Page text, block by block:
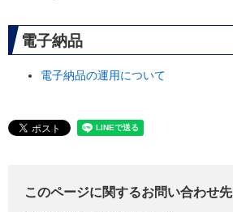
電子納品
電子納品の運用について
このページに関するお問い合わせ先